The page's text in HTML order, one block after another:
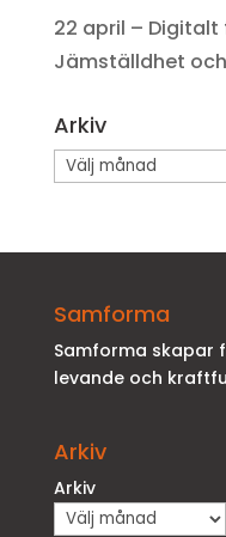
22 april –
Jämställdhet
Arkiv
Arkiv
Samforma
Samforma skapar
levande och
Arkiv
Arkiv